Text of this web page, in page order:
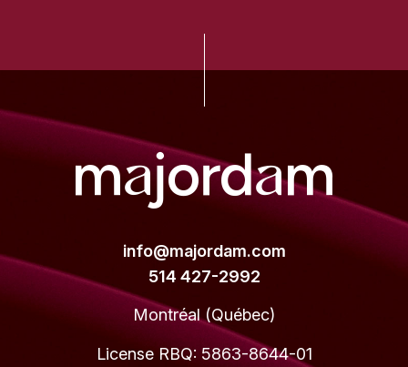
info@majordam.com
514 427-2992
Montréal (Québec)
License RBQ: 5863-8644-01